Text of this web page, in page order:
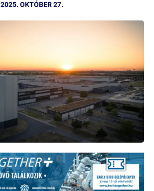
2025. OKTÓBER 27.